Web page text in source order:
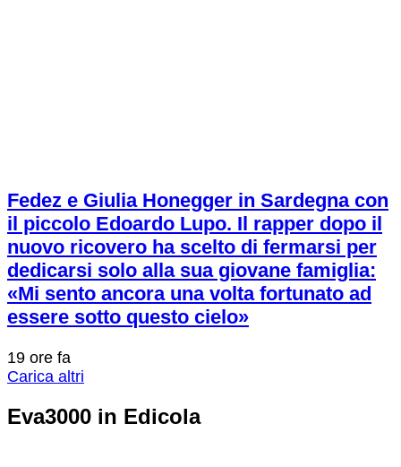
Fedez e Giulia Honegger in Sardegna con
il piccolo Edoardo Lupo. Il rapper dopo il
nuovo ricovero ha scelto di fermarsi per
dedicarsi solo alla sua giovane famiglia:
«Mi sento ancora una volta fortunato ad
essere sotto questo cielo»
19 ore fa
Carica altri
Eva3000 in Edicola